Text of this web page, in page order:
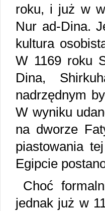
roku, i już w
Nur ad-Dina.
kultura
W 1169 roku
Dina,
nadrzędnym
W wyniku
na dworze
piastowania
Egipcie
Choć
jednak już w